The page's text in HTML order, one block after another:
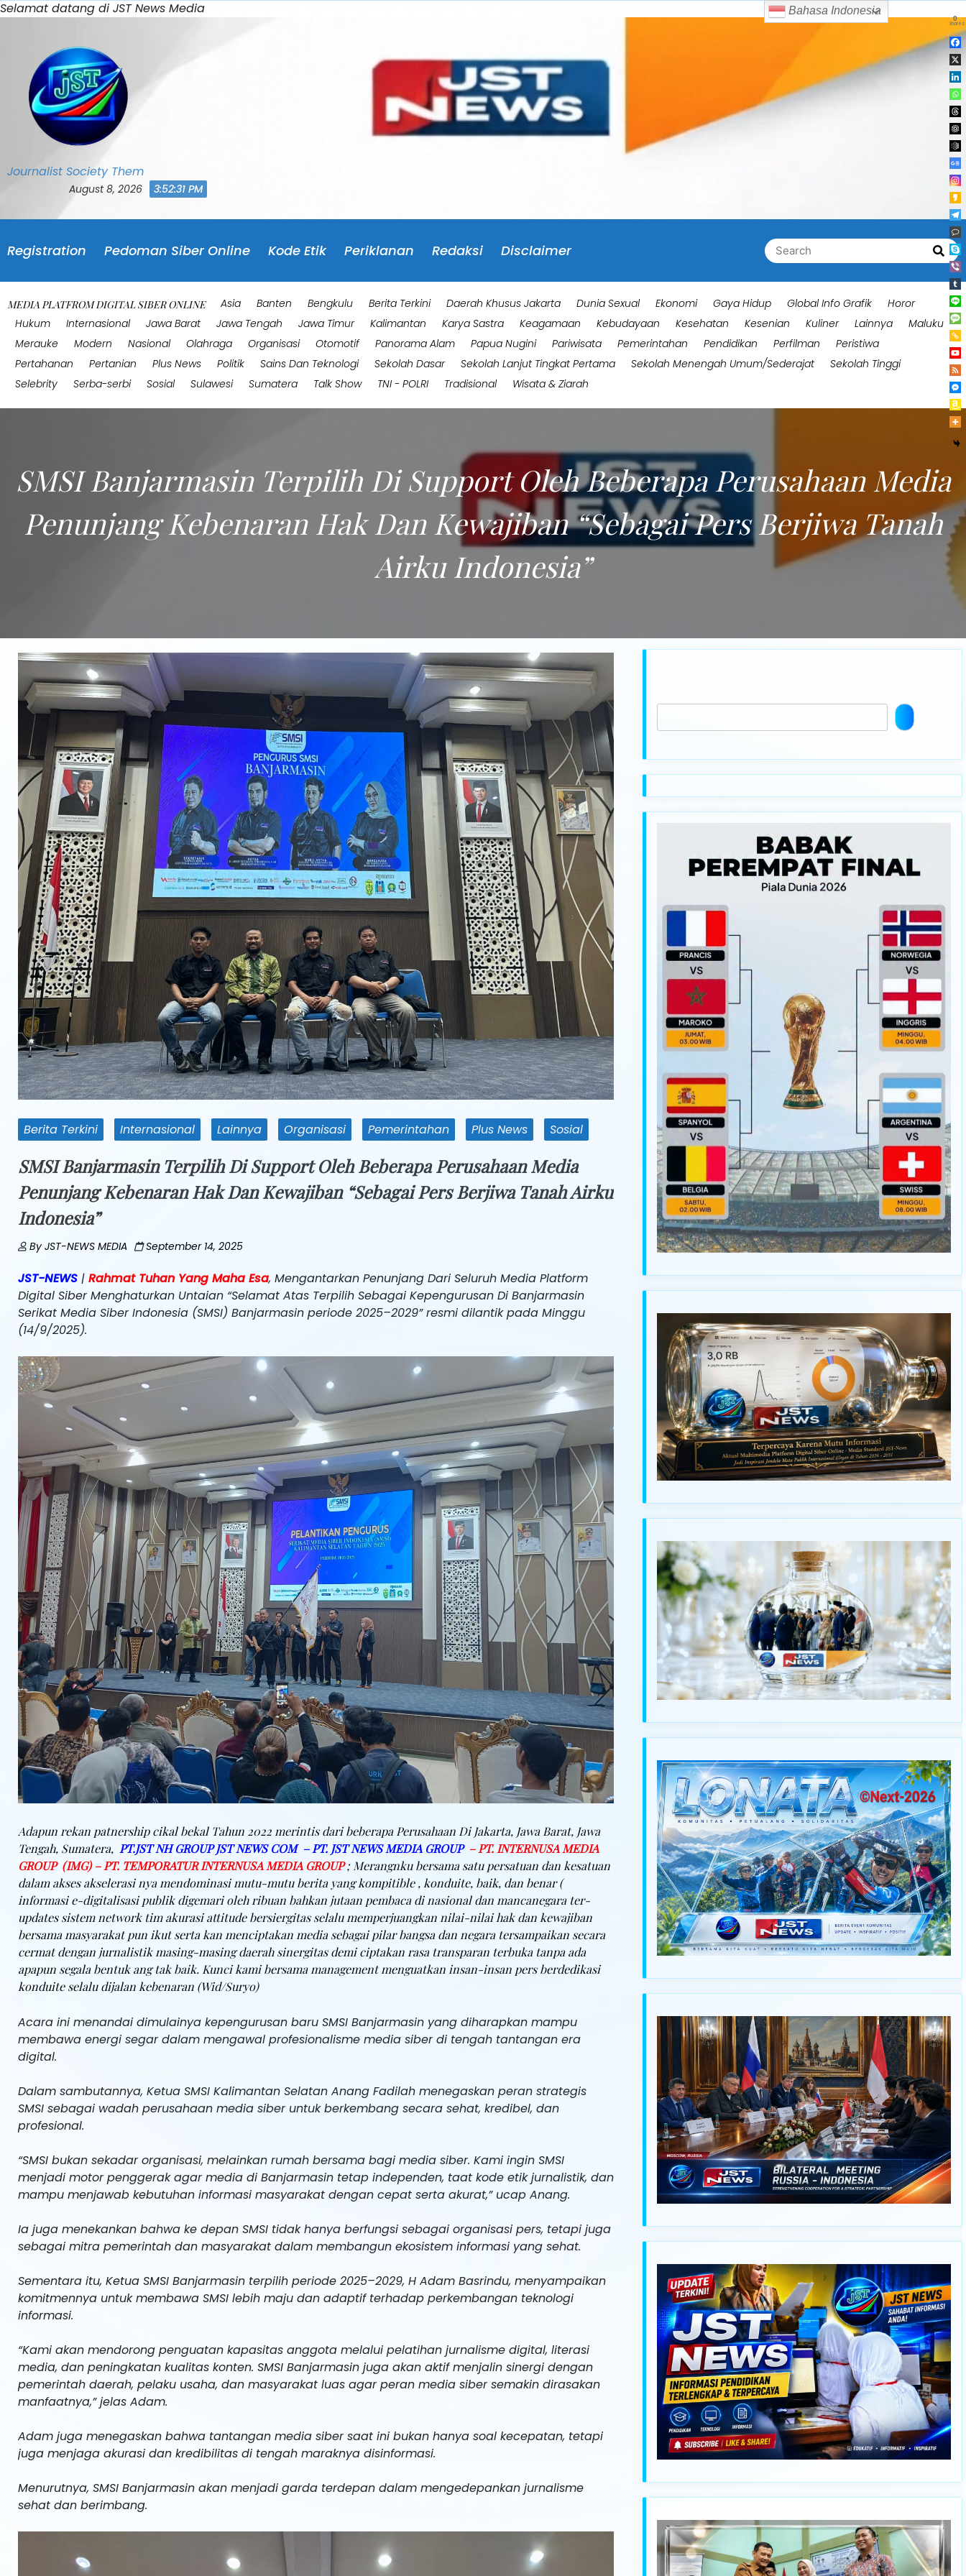
Selamat datang di JST News MediaSkip
Journalist Society Them
August 8, 2026 3:52:35 PM
Registration Pedoman Siber Online Kode Etik Periklanan Redaksi Disclaimer
Search
for:
MEDIA PLATFROM DIGITAL SIBER ONLINE Asia Banten Bengkulu Berita Terkini Daerah Khusus Jakarta Dunia Sexual Ekonomi Gaya Hidup Global Info Grafik
Horor
Hukum
Internasional Jawa Barat Jawa Tengah Jawa Timur Kalimantan Karya Sastra Keagamaan Kebudayaan Kesehatan Kesenian Kuliner Lainnya
Maluku
Merauke
Modern Nasional Olahraga Organisasi Otomotif Panorama Alam Papua Nugini Pariwisata Pemerintahan Pendidikan Perfilman
Peristiwa
Pertahanan
Pertanian Plus News Politik Sains Dan Teknologi Sekolah Dasar Sekolah Lanjut Tingkat Pertama Sekolah Menengah Umum/Sederajat
Sekolah Tinggi
Selebrity
Serba-serbi Sosial Sulawesi Sumatera Talk Show TNI - POLRI Tradisional Wisata & Ziarah
SMSI Banjarmasin Terpilih Di Support Oleh Beberapa Perusahaan Media
Penunjang Kebenaran Hak Dan Kewajiban “Sebagai Pers Berjiwa Tanah
Airku Indonesia”
Berita Terkini Internasional Lainnya Organisasi Pemerintahan Plus News Sosial
SMSI Banjarmasin Terpilih Di Support Oleh Beberapa Perusahaan Media
Penunjang Kebenaran Hak Dan Kewajiban “Sebagai Pers Berjiwa Tanah Airku
Indonesia”
ByJST-NEWS MEDIA September 14, 2025
JST-NEWS | Rahmat Tuhan Yang Maha Esa, Mengantarkan Penunjang Dari Seluruh Media Platform
Digital Siber Menghaturkan Untaian “Selamat Atas Terpilih Sebagai Kepengurusan Di Banjarmasin
Serikat Media Siber Indonesia (SMSI) Banjarmasin periode 2025–2029” resmi dilantik pada Minggu
(14/9/2025).
Adapun rekan patnership cikal bekal Tahun 2022 merintis dari beberapa Perusahaan Di Jakarta, Jawa Barat, Jawa
Tengah, Sumatera, PT.JST NH GROUP JST NEWS COM – PT. JST NEWS MEDIA GROUP – PT. INTERNUSA MEDIA
GROUP (IMG) – PT. TEMPORATUR INTERNUSA MEDIA GROUP; Merangnku bersama satu persatuan dan kesatuan
dalam akses akselerasi nya mendominasi mutu-mutu berita yang kompitible , konduite, baik, dan benar (
informasi e-digitalisasi publik digemari oleh ribuan bahkan jutaan pembaca di nasional dan mancanegara ter-
updates sistem network tim akurasi attitude bersiergitas selalu memperjuangkan nilai-nilai hak dan kewajiban
bersama masyarakat pun ikut serta kan menciptakan media sebagai pilar bangsa dan negara tersampaikan secara
cermat dengan jurnalistik masing-masing daerah sinergitas demi ciptakan rasa transparan terbuka tanpa ada
apapun segala bentuk ang tak baik. Kunci kami bersama management menguatkan insan-insan pers berdedikasi
konduite selalu dijalan kebenaran (Wid/Suryo)
Acara ini menandai dimulainya kepengurusan baru SMSI Banjarmasin yang diharapkan mampu
membawa energi segar dalam mengawal profesionalisme media siber di tengah tantangan era
digital.
Dalam sambutannya, Ketua SMSI Kalimantan Selatan Anang Fadilah menegaskan peran strategis
SMSI sebagai wadah perusahaan media siber untuk berkembang secara sehat, kredibel, dan
profesional.
“SMSI bukan sekadar organisasi, melainkan rumah bersama bagi media siber. Kami ingin SMSI
menjadi motor penggerak agar media di Banjarmasin tetap independen, taat kode etik jurnalistik, dan
mampu menjawab kebutuhan informasi masyarakat dengan cepat serta akurat,” ucap Anang.
Ia juga menekankan bahwa ke depan SMSI tidak hanya berfungsi sebagai organisasi pers, tetapi juga
sebagai mitra pemerintah dan masyarakat dalam membangun ekosistem informasi yang sehat.
Sementara itu, Ketua SMSI Banjarmasin terpilih periode 2025–2029, H Adam Basrindu, menyampaikan
komitmennya untuk membawa SMSI lebih maju dan adaptif terhadap perkembangan teknologi
informasi.
“Kami akan mendorong penguatan kapasitas anggota melalui pelatihan jurnalisme digital, literasi
media, dan peningkatan kualitas konten. SMSI Banjarmasin juga akan aktif menjalin sinergi dengan
pemerintah daerah, pelaku usaha, dan masyarakat luas agar peran media siber semakin dirasakan
manfaatnya,” jelas Adam.
Adam juga menegaskan bahwa tantangan media siber saat ini bukan hanya soal kecepatan, tetapi
juga menjaga akurasi dan kredibilitas di tengah maraknya disinformasi.
Menurutnya, SMSI Banjarmasin akan menjadi garda terdepan dalam mengedepankan jurnalisme
sehat dan berimbang.
0
Shares
Bahasa Indonesia